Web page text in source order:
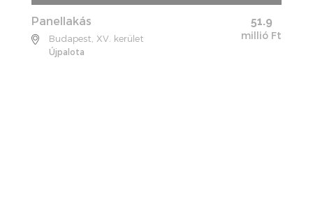
51.9
millió Ft
Panellakás
Budapest, XV. kerület
Újpalota